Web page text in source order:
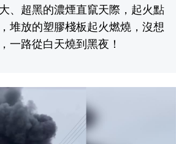
、超黑的濃煙直竄天際，起火點
堆放的塑膠棧板起火燃燒，沒想
一路從白天燒到黑夜！